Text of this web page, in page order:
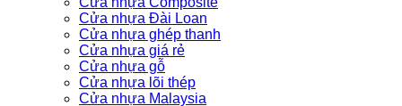
Cửa nhựa Đài Loan
Cửa nhựa ghép thanh
Cửa nhựa giá rẻ
Cửa nhựa gỗ
Cửa nhựa lõi thép
Cửa nhựa Malaysia